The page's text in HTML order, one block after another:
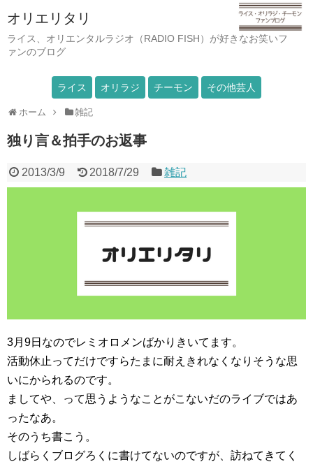
オリエリタリ
ライス、オリエンタルラジオ（RADIO FISH）が好きなお笑いフ
ァンのブログ
ライス オリラジ チーモン その他芸人
ホーム 雑記
独り言＆拍手のお返事
2013/3/9 2018/7/29 雑記
3月9日なのでレミオロメンばかりきいてます。
活動休止ってだけですらたまに耐えきれなくなりそうな思
いにかられるのです。
ましてや、って思うようなことがこないだのライブではあ
ったなあ。
そのうち書こう。
しばらくブログろくに書けてないのですが、訪ねてきてく